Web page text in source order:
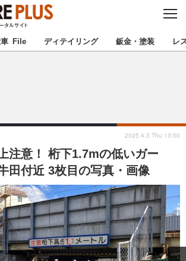
C
S
E
認定★ 厳選プロショップを地域から探す
北陸
関西
四国
沖縄
車 File ディテイリング 鈑金・塗装 レ
注意！ 桁下1.7mの低いガー
田付近 3枚目の写真・画像
2025.4.3 Thu 13:00